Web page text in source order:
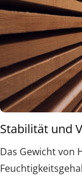
Stabilität und
Das Gewicht von